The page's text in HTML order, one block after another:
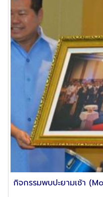
กิจกรรมพบปะยามเช้า